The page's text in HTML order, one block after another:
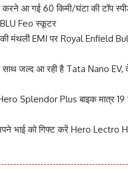
आ गई 60 किमी/घंटा की टॉप
Feo स्कूटर
मंथली EMI पर Royal Enfield
जल्द आ रही है Tata Nano EV,
Splendor Plus बाइक मात्र 19
भाई को गिफ्ट करें Hero Lectro